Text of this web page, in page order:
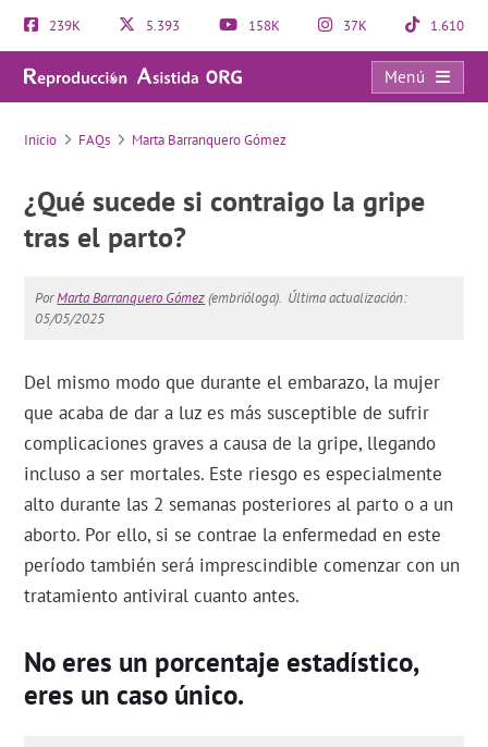
239K 5.393 158K 37K 1.610
Menú
FAQs
Inicio FAQs Marta Barranquero Gómez
¿Qué sucede si contraigo la gripe
tras el parto?
PorMarta Barranquero Gómez(embrióloga). Última actualización:
05/05/2025
Del mismo modo que durante el embarazo, la mujer
que acaba de dar a luz es más susceptible de sufrir
complicaciones graves a causa de la gripe, llegando
incluso a ser mortales. Este riesgo es especialmente
alto durante las 2 semanas posteriores al parto o a un
aborto. Por ello, si se contrae la enfermedad en este
período también será imprescindible comenzar con un
tratamiento antiviral cuanto antes.
No eres un porcentaje estadístico,
eres un caso único.